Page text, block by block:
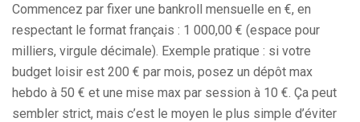
Commencez par fixer une bankroll mensuelle en €, en
respectant le format français : 1 000,00 € (espace pour
milliers, virgule décimale). Exemple pratique : si votre
budget loisir est 200 € par mois, posez un dépôt max
hebdo à 50 € et une mise max par session à 10 €. Ça peut
sembler strict, mais c’est le moyen le plus simple d’éviter